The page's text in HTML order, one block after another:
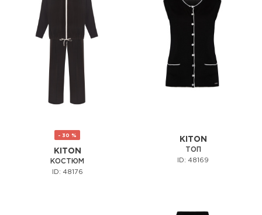
- 30 %
KITON
КОСТЮМ
ID: 48176
KITON
ТОП
ID: 48169